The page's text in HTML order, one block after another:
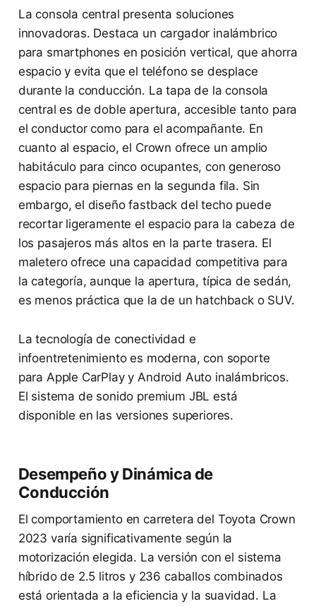
La consola central presenta soluciones
innovadoras. Destaca un cargador inalámbrico
para smartphones en posición vertical, que ahorra
espacio y evita que el teléfono se desplace
durante la conducción. La tapa de la consola
central es de doble apertura, accesible tanto para
el conductor como para el acompañante. En
cuanto al espacio, el Crown ofrece un amplio
habitáculo para cinco ocupantes, con generoso
espacio para piernas en la segunda fila. Sin
embargo, el diseño fastback del techo puede
recortar ligeramente el espacio para la cabeza de
los pasajeros más altos en la parte trasera. El
maletero ofrece una capacidad competitiva para
la categoría, aunque la apertura, típica de sedán,
es menos práctica que la de un hatchback o SUV.
La tecnología de conectividad e
infoentretenimiento es moderna, con soporte
para Apple CarPlay y Android Auto inalámbricos.
El sistema de sonido premium JBL está
disponible en las versiones superiores.
Desempeño y Dinámica de
Conducción
El comportamiento en carretera del Toyota Crown
2023 varía significativamente según la
motorización elegida. La versión con el sistema
híbrido de 2.5 litros y 236 caballos combinados
está orientada a la eficiencia y la suavidad. La